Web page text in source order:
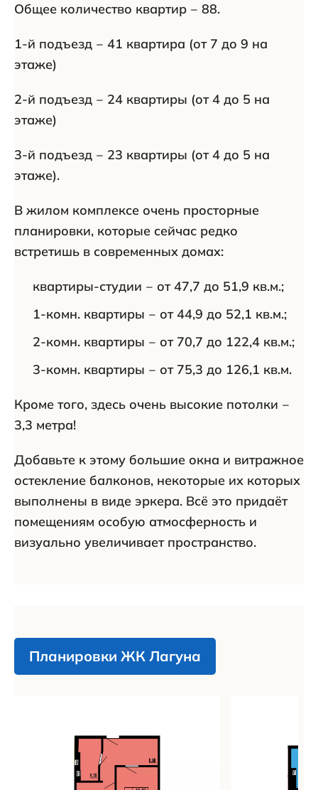
Общее количество квартир ‒ 88.
1-й подъезд ‒ 41 квартира (от 7 до 9 на
этаже)
2-й подъезд ‒ 24 квартиры (от 4 до 5 на
этаже)
3-й подъезд ‒ 23 квартиры (от 4 до 5 на
этаже).
В жилом комплексе очень просторные
планировки, которые сейчас редко
встретишь в современных домах:
квартиры-студии ‒ от 47,7 до 51,9 кв.м.;
1-комн. квартиры ‒ от 44,9 до 52,1 кв.м.;
2-комн. квартиры ‒ от 70,7 до 122,4 кв.м.;
3-комн. квартиры ‒ от 75,3 до 126,1 кв.м.
Кроме того, здесь очень высокие потолки ‒
3,3 метра!
Добавьте к этому большие окна и витражное
остекление балконов, некоторые их которых
выполнены в виде эркера. Всё это придаёт
помещениям особую атмосферность и
визуально увеличивает пространство.
Планировки ЖК Лагуна